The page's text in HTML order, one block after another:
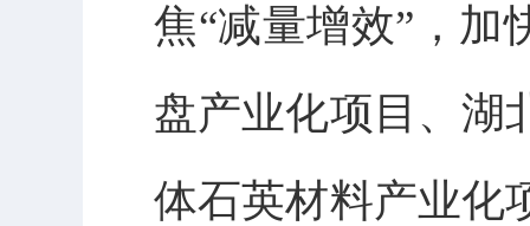
焦“减量增效”，加
盘产业化项目、湖
体石英材料产业化